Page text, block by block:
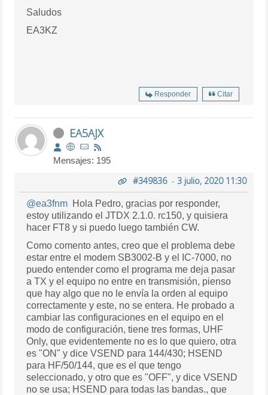
Saludos
EA3KZ
Responder Citar
EA5AJX
Mensajes: 195
#349836- 3 julio, 2020 11:30
@ea3fnm Hola Pedro, gracias por responder,
estoy utilizando el JTDX 2.1.0. rc150, y quisiera
hacer FT8 y si puedo luego también CW.
Como comento antes, creo que el problema debe
estar entre el modem SB3002-B y el IC-7000, no
puedo entender como el programa me deja pasar
a TX y el equipo no entre en transmisión, pienso
que hay algo que no le envía la orden al equipo
correctamente y este, no se entera. He probado a
cambiar las configuraciones en el equipo en el
modo de configuración, tiene tres formas, UHF
Only, que evidentemente no es lo que quiero, otra
es "ON" y dice VSEND para 144/430; HSEND
para HF/50/144, que es el que tengo
seleccionado, y otro que es "OFF", y dice VSEND
no se usa; HSEND para todas las bandas., que